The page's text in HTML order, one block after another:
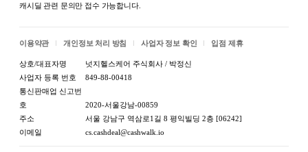
캐시딜 관련 문의만 접수 가능합니다.
이용약관 개인정보 처리 방침 사업자 정보 확인 입점 제휴
상호/대표자명
넛지헬스케어 주식회사 / 박정신
사업자 등록 번호
849-88-00418
통신판매업 신고번
호
2020-서울강남-00859
주소
서울 강남구 역삼로1길 8 평익빌딩 2층 [06242]
이메일
cs.cashdeal@cashwalk.io